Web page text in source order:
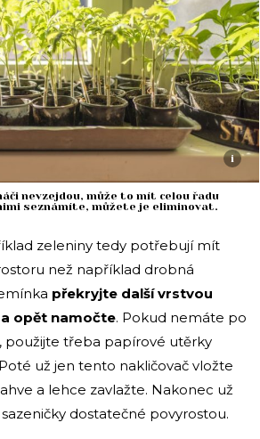
i
nevzejdou, může to mít celou řadu
seznámíte, můžete je eliminovat.
zeleniny tedy potřebují mít
než například drobná
překryjte další vrstvou
opět namočte. Pokud nemáte po
použijte třeba papírové utěrky
už jen tento nakličovač vložte
a lehce zavlažte. Nakonec už
dostatečné povyrostou.